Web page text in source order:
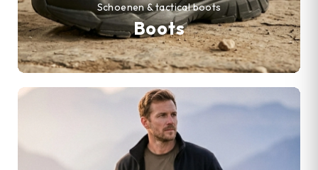
Boots
Schoenen & tactical boots